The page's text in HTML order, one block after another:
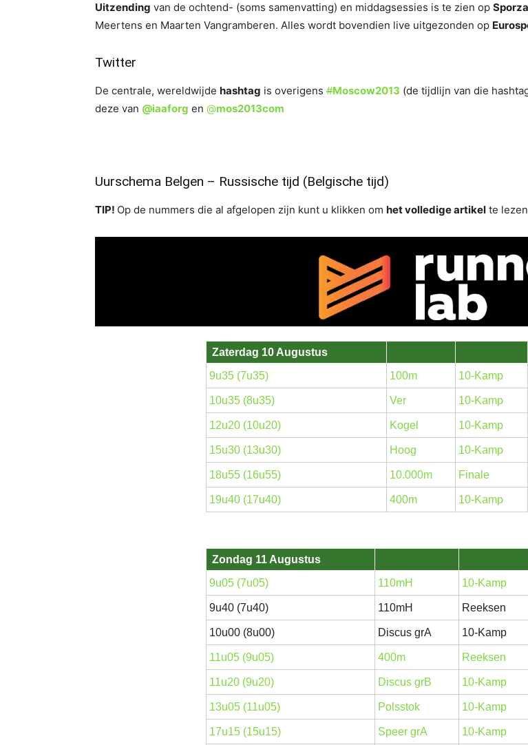
Uitzending van de ochtend- (soms samenvatting) en middagsessies is te zien op
Meertens en Maarten Vangramberen. Alles wordt bovendien live uitgezonden op
Twitter
De centrale, wereldwijde hashtag is overigens #Moscow2013 (de tijdlijn van die
deze van @iaaforg en @mos2013com
Uurschema Belgen – Russische tijd (Belgische tijd)
TIP! Op de nummers die al afgelopen zijn kunt u klikken om het volledige artikel te
Zaterdag 10 Augustus
9u35 (7u35)
100m 10-Kamp
10u35 (8u35) Ver 10-Kamp
12u20 (10u20) Kogel 10-Kamp
15u30 (13u30) Hoog 10-Kamp
18u55 (16u55) 10.000m Finale
19u40 (17u40) 400m 10-Kamp
Zondag 11 Augustus
9u05 (7u05)
110mH 10-Kamp
9u40 (7u40) 110mH Reeksen
10u00 (8u00) Discus grA 10-Kamp
11u05 (9u05) 400m Reeksen
11u20 (9u20) Discus grB 10-Kamp
13u05 (11u05) Polsstok 10-Kamp
17u15 (15u15) Speer grA 10-Kamp